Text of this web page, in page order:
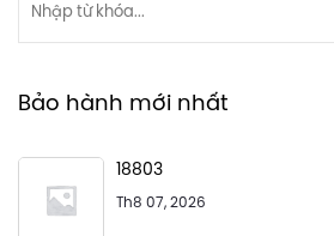
Bảo hành mới nhất
18803
Th8 07, 2026